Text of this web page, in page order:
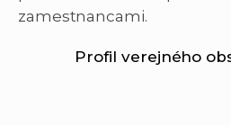
zamestnancami.
Profil verejného